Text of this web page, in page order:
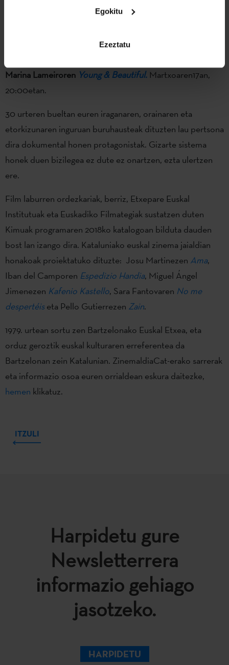
Egokitu
Ezeztatu
kontatzen digu, hil eta 40 urtera.
Marina Lameiroren Young & Beautiful. Martxoaren17an,
20:00etan.
30 urteren bueltan euren iraganaren, orainaren eta
etorkizunaren inguruan buruhausteak dituzten lau pertsona
dira dokumental honen protagonistak. Gizarte sistema
honek duen bizilegea ez dute ez onartzen, ezta ulertzen
ere.
Film laburren ordezkariak, berriz, Etxepare Euskal
Institutuak eta Euskadiko Filmategiak sustatzen duten
Kimuak programaren 2018ko katalogoan bilduta dauden
bost lan izango dira. Kataluniako euskal zinema jaialdian
honakoak proiektatuko dituzte: Josu Martinezen Ama,
Iban del Camporen Espedizio Handia, Miguel Ángel
Jimenezen Kafenio Kastello, Sara Fantovaren No me
despertéiseta Pello Gutierrezen Zain.
1979. urtean sortu zen Bartzelonako Euskal Etxea, eta
orduz geroztik euskal kulturaren erreferentea da
Bartzelonan zein Katalunian. ZinemaldiaCat-erako sarrerak
eta informazio osoa euren orrialdean eskura daitezke,
hemen klikatuz.
ITZULI
Harpidetu gure
Newsletterrera
informazio gehiago
jasotzeko.
HARPIDETU